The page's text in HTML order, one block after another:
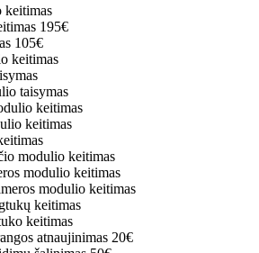
keitimas
195€
105€
keitimas
taisymas
keitimas
keitimas
modulio keitimas
modulio keitimas
modulio keitimas
keitimas
keitimas
atnaujinimas 20€